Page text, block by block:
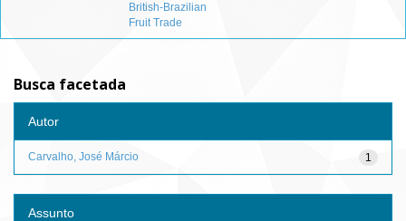
British-Brazilian
Fruit Trade
Busca facetada
Autor
1
Carvalho, José Márcio
Assunto